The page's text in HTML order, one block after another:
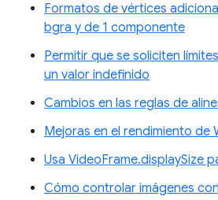
Formatos de vértices
bgra y de 1 componente
Permitir que se soliciten
un valor indefinido
Cambios en las reglas de
Mejoras en el rendimiento de
Usa VideoFrame.displaySize
Cómo controlar imágenes